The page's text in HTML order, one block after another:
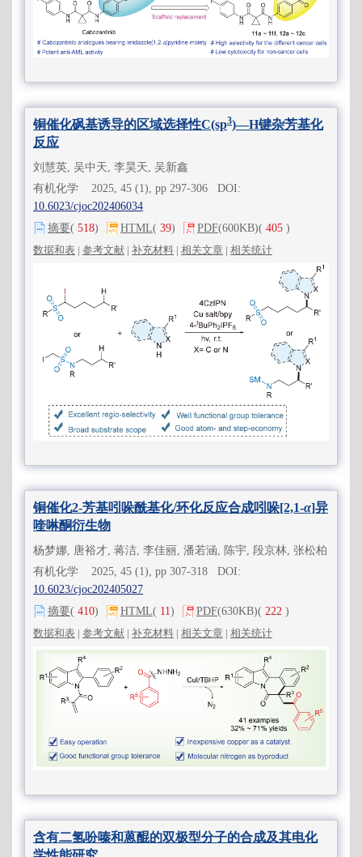
铜催化砜基诱导的区域选择性C(sp3)—H键杂芳基化
反应
刘慧英, 吴中天, 李昊天, 吴新鑫
有机化学 2025, 45 (1), pp 297-306 DOI:
10.6023/cjoc202406034
摘要( 518) HTML( 39) PDF(600KB)( 405 )
数据和表 | 参考文献 | 补充材料 | 相关文章 | 相关统计
铜催化2-芳基吲哚酰基化/环化反应合成吲哚[2,1-α]异
喹啉酮衍生物
杨梦娜, 唐裕才, 蒋洁, 李佳丽, 潘若涵, 陈宇, 段京林, 张松柏
有机化学 2025, 45 (1), pp 307-318 DOI:
10.6023/cjoc202405027
摘要( 410) HTML( 11 ) PDF(630KB)( 222 )
数据和表 | 参考文献 | 补充材料 | 相关文章 | 相关统计
含有二氢吩嗪和蒽醌的双极型分子的合成及其电化